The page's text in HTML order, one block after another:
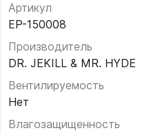
Артикул
EP-150008
Производитель
DR. JEKILL & MR. HYDE
Вентилируемость
Нет
Влагозащищенность